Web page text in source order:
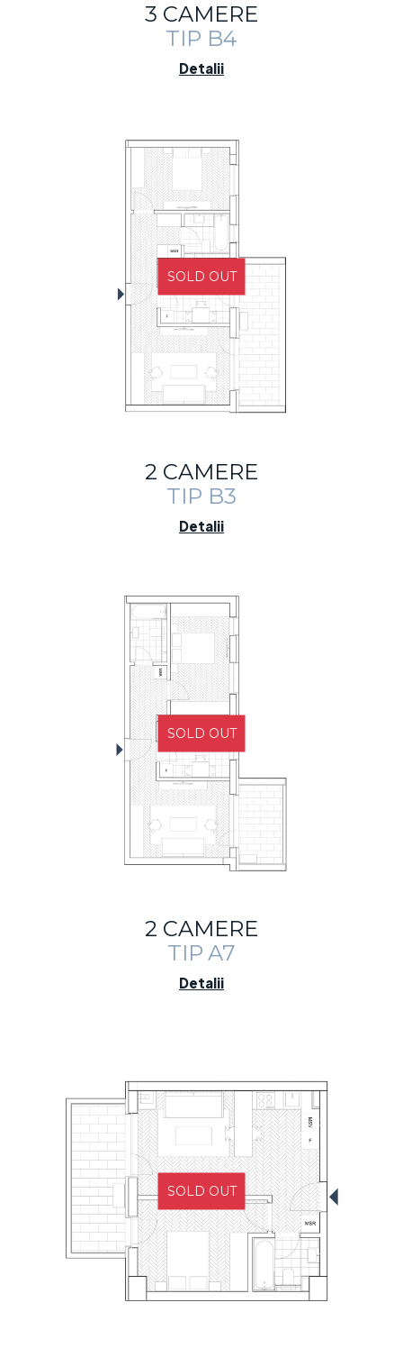
3 CAMERE
TIP B4
Detalii
SOLD OUT
2 CAMERE
TIP B3
Detalii
SOLD OUT
2 CAMERE
TIP A7
Detalii
SOLD OUT